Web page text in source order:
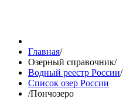
Главная/
Озерный справочник/
Водный реестр России/
Список озер России
/Пончозеро